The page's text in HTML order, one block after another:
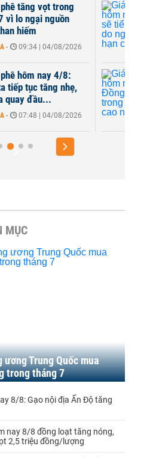
tăng vọt trong
vì lo ngại nguồn
hiếm
- 09:34 | 04/08/2026
hôm nay 4/8:
tiếp tục tăng nhẹ,
quay đầu...
- 07:48 | 04/08/2026
MỤC
ương Trung Quốc mua
trong tháng 7
8/8: Gạo nội địa Ấn Độ tăng
nay 8/8 đồng loạt tăng nóng,
2,5 triệu đồng/lượng